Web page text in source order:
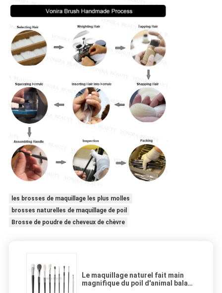
les brosses de maquillage les plus molles
brosses naturelles de maquillage de poil
Brosse de poudre de cheveux de chèvre
Le maquillage naturel fait main
magnifique du poil d'animal balaye